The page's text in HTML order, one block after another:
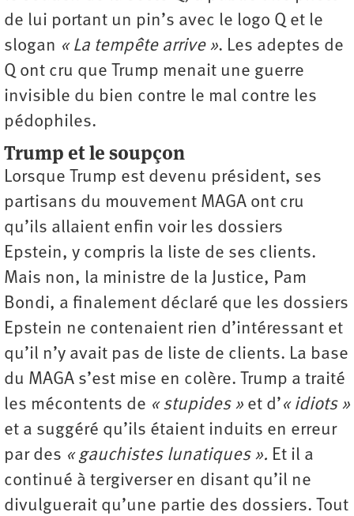
de lui portant un pin’s avec le logo Q et le
slogan « La tempête arrive ». Les adeptes de
Q ont cru que Trump menait une guerre
invisible du bien contre le mal contre les
pédophiles.
Trump et le soupçon
Lorsque Trump est devenu président, ses
partisans du mouvement MAGA ont cru
qu’ils allaient enfin voir les dossiers
Epstein, y compris la liste de ses clients.
Mais non, la ministre de la Justice, Pam
Bondi, a finalement déclaré que les dossiers
Epstein ne contenaient rien d’intéressant et
qu’il n’y avait pas de liste de clients. La base
du MAGA s’est mise en colère. Trump a traité
les mécontents de « stupides » et d’« idiots »
et a suggéré qu’ils étaient induits en erreur
par des « gauchistes lunatiques ». Et il a
continué à tergiverser en disant qu’il ne
divulguerait qu’une partie des dossiers. Tout